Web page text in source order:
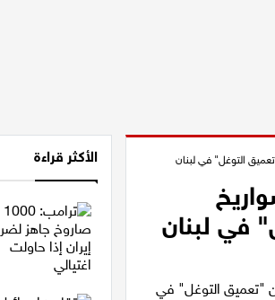
التوغل" في لبنان
في لبنان
الأكثر قراءة